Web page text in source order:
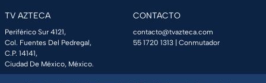
TV AZTECA
Periférico Sur 4121,
Col. Fuentes Del Pedregal,
C.P. 14141,
Ciudad De México, México.
CONTACTO
contacto@tvazteca.com
55 1720 1313 | Conmutador